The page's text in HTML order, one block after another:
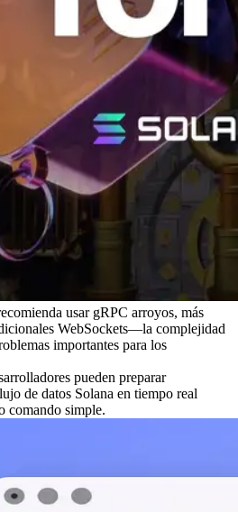
usar gRPC arroyos, más
WebSockets—la complejidad
importantes para los
pueden preparar
de datos Solana en tiempo real
comando simple.